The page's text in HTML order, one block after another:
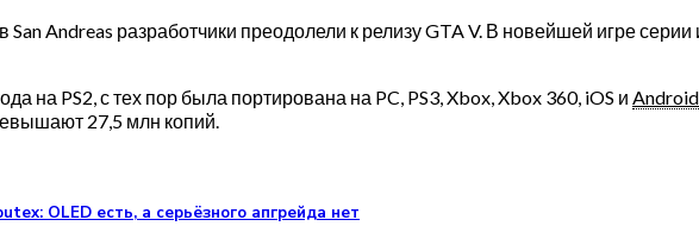
San Andreas разработчики преодолели к релизу GTA V. В новейшей игре
на PS2, с тех пор была портирована на PC, PS3, Xbox, Xbox 360, iOS и Android
27,5 млн копий.
OLED есть, а серьёзного апгрейда нет